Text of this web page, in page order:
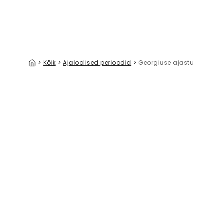
> Kõik > Ajaloolised perioodid > Georgiuse ajastu